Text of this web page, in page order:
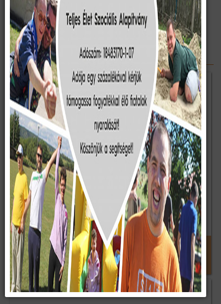
Képek évszám szerint
Jótékonysági est
Teljes Élet tábor 2019
Images: 9